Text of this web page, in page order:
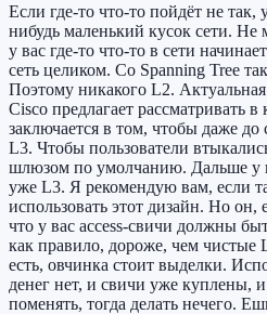
Если где-то что-то пойдёт не так,
нибудь маленький кусок сети. Не
у вас где-то что-то в сети
сеть целиком. Со Spanning Tree
Поэтому никакого L2.
Cisco предлагает рассматривать в
заключается в том, чтобы даже до
L3. Чтобы пользователи
шлюзом по умолчанию. Дальше у
уже L3. Я рекомендую вам, если
использовать этот дизайн. Но он,
что у вас access-свичи должны
как правило, дороже, чем чистые
есть, овчинка стоит выделки.
денег нет, и свичи уже куплены,
поменять, тогда делать нечего.